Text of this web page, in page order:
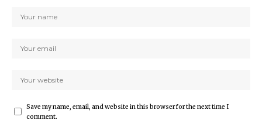
Save my name, email, and website in this browser for the next time I
comment.